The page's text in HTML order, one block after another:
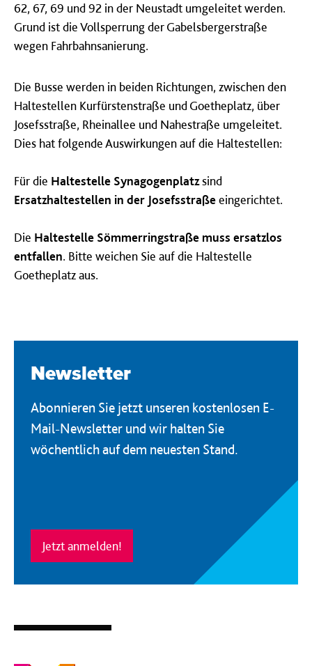
62, 67, 69 und 92 in der Neustadt umgeleitet werden.
Grund ist die Vollsperrung der Gabelsbergerstraße
wegen Fahrbahnsanierung.
Die Busse werden in beiden Richtungen, zwischen den
Haltestellen Kurfürstenstraße und Goetheplatz, über
Josefsstraße, Rheinallee und Nahestraße umgeleitet.
Dies hat folgende Auswirkungen auf die Haltestellen:
Für die Haltestelle Synagogenplatzsind
Ersatzhaltestellen in der Josefsstraßeeingerichtet.
Die Haltestelle Sömmerringstraße muss ersatzlos
entfallen. Bitte weichen Sie auf die Haltestelle
Goetheplatz aus.
Newsletter
Abonnieren Sie jetzt unseren kostenlosen E-
Mail-Newsletter und wir halten Sie
wöchentlich auf dem neuesten Stand.
Jetzt anmelden!